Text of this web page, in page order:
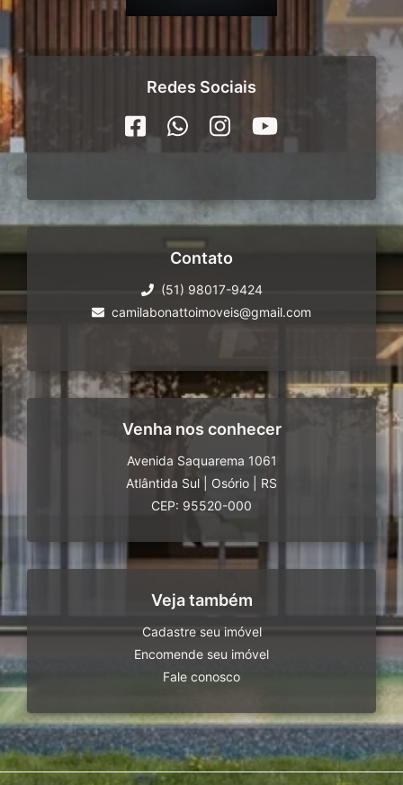
Redes Sociais
Contato
(51) 98017-9424
camilabonattoimoveis@gmail.com
Venha nos conhecer
Avenida Saquarema 1061
Atlântida Sul
Osório
RS
CEP: 95520-000
Veja também
Cadastre seu imóvel
Encomende seu imóvel
Fale conosco